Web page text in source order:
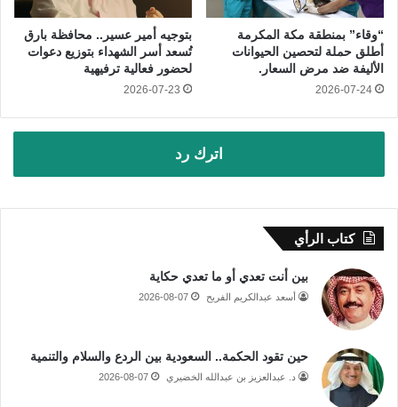
“وقاء” بمنطقة مكة المكرمة
أطلق حملة لتحصين الحيوانات
الأليفة ضد مرض السعار.
2026-07-24
بتوجيه أمير عسير.. محافظة بارق
تُسعد أسر الشهداء بتوزيع دعوات
لحضور فعالية ترفيهية
2026-07-23
اترك رد
كتاب الرأي
بين أنت تعدي أو ما تعدي حكاية
أسعد عبدالكريم الفريح 2026-08-07
حين تقود الحكمة.. السعودية بين الردع والسلام والتنمية
د. عبدالعزيز بن عبدالله الخضيري 2026-08-07